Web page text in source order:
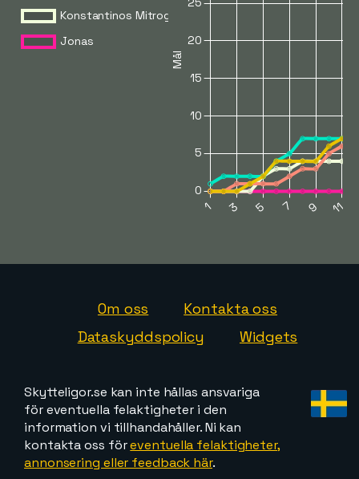
Om oss
Kontakta oss
Dataskyddspolicy
Widgets
Skytteligor.se kan inte hållas ansvariga
för eventuella felaktigheter i den
information vi tillhandahåller. Ni kan
kontakta oss föreventuella felaktigheter,
annonsering eller feedback här.